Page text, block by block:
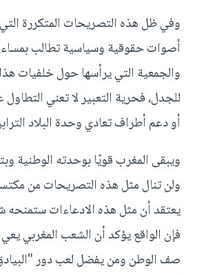
وفي ظل هذه التصريحات المتكررة
أصوات حقوقية وسياسية تطالب
والجمعية التي يرأسها حول خلفيات
للجدل، فحرية التعبير لا تعني
أو دعم أطراف تعادي وحدة البلاد
ويبقى المغرب قويًا بوحدته الوطنية
ولن تنال مثل هذه التصريحات من
يعتقد أن مثل هذه الادعاءات ستمنحه
فإن الواقع يؤكد أن الشعب المغربي
صف الوطن ومن يفضل لعب دور